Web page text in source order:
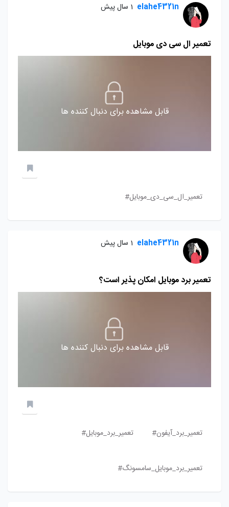
elahe4321n 1 سال پیش
تعمیر ال سی دی موبایل
قابل مشاهده برای دنبال کننده ها
تعمیر_ال_سی_دی_موبایل#
elahe4321n 1 سال پیش
تعمیر برد موبایل امکان پذیر است؟
قابل مشاهده برای دنبال کننده ها
تعمیر_برد_آیفون# تعمیر_برد_موبایل#
تعمیر_برد_موبایل_سامسونگ#